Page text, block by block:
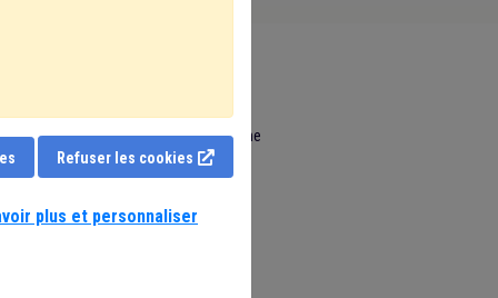
Date de mise en ligne
12 Mai 2026
Michel L'Hoost
Refuser les cookies
plus et personnaliser